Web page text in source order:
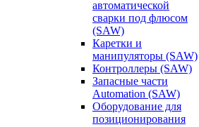
автоматической
сварки под флюсом
(SAW)
Каретки и
манипуляторы (SAW)
Контроллеры (SAW)
Запасные части
Automation (SAW)
Оборудование для
позиционирования